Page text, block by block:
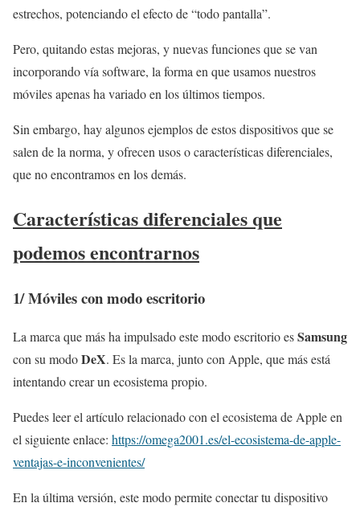
estrechos, potenciando el efecto de “todo pantalla”.
Pero, quitando estas mejoras, y nuevas funciones que se van
incorporando vía software, la forma en que usamos nuestros
móviles apenas ha variado en los últimos tiempos.
Sin embargo, hay algunos ejemplos de estos dispositivos que se
salen de la norma, y ofrecen usos o características diferenciales,
que no encontramos en los demás.
Características diferenciales que
podemos encontrarnos
1/Móviles con modo escritorio
La marca que más ha impulsado este modo escritorio esSamsung
con su modoDeX. Es la marca, junto con Apple, que más está
intentando crear un ecosistema propio.
Puedes leer el artículo relacionado con el ecosistema de Apple en
el siguiente enlace: https://omega2001.es/el-ecosistema-de-apple-
ventajas-e-inconvenientes/
En la última versión, este modo permite conectar tu dispositivo